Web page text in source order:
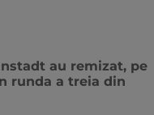
au remizat, pe
runda a treia din